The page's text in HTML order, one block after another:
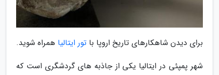
برای دیدن شاهکارهای تاریخ اروپا با تور ایتالیا همراه شوید.
شهر پمپئی در ایتالیا یکی از جاذبه های گردشگری است که